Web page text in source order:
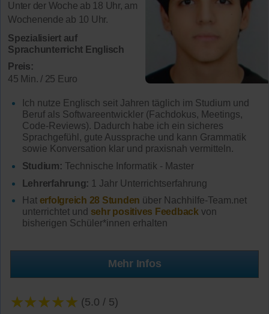
Unter der Woche ab 18 Uhr, am
Wochenende ab 10 Uhr.
Spezialisiert auf
Sprachunterricht Englisch
Preis:
45 Min. / 25 Euro
Ich nutze Englisch seit Jahren täglich im Studium und
Beruf als Softwareentwickler (Fachdokus, Meetings,
Code-Reviews). Dadurch habe ich ein sicheres
Sprachgefühl, gute Aussprache und kann Grammatik
sowie Konversation klar und praxisnah vermitteln.
Studium: Technische Informatik - Master
Lehrerfahrung: 1 Jahr Unterrichtserfahrung
Hat erfolgreich 28 Stunden über Nachhilfe-Team.net
unterrichtet und sehr positives Feedback von
bisherigen Schüler*innen erhalten
Mehr Infos
★★★★★ (5.0 / 5)